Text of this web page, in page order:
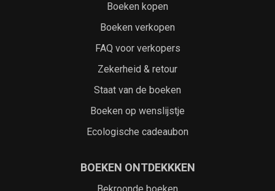
Boeken kopen
Boeken verkopen
FAQ voor verkopers
Zekerheid & retour
Staat van de boeken
Boeken op wenslijstje
Ecologische cadeaubon
BOEKEN ONTDEKKKEN